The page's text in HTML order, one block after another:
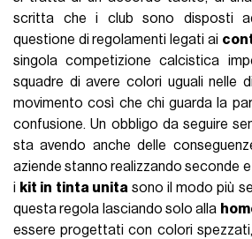
scritta che i club sono disposti
questione di regolamenti legati ai
singola competizione calcistica
squadre di avere colori uguali nelle
movimento così che chi guarda la
confusione. Un obbligo da seguire
sta avendo anche delle
aziende stanno realizzando seconde
i kit in tinta unitasono il modo più
questa regola lasciando solo alla
essere progettati con colori